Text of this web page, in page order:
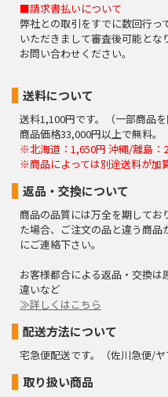
■請求書払いについて
弊社との取引をすでに数回行っ
いただきまして審査後可能とな
お問い合わせください。
送料について
送料1,100円です。（一部商品を
商品価格33,000円以上で無料。
※北海道：1,650円 沖縄/離島：
※商品によっては別途送料が加
返品・交換について
商品の品質には万全を期して
た場合、ご注文の品と違う商
にご連絡下さい。
お客様都合による返品・交換
違いなど
≫詳しくはこちら
配送方法について
宅急便配送です。（佐川急便/
取り扱い商品